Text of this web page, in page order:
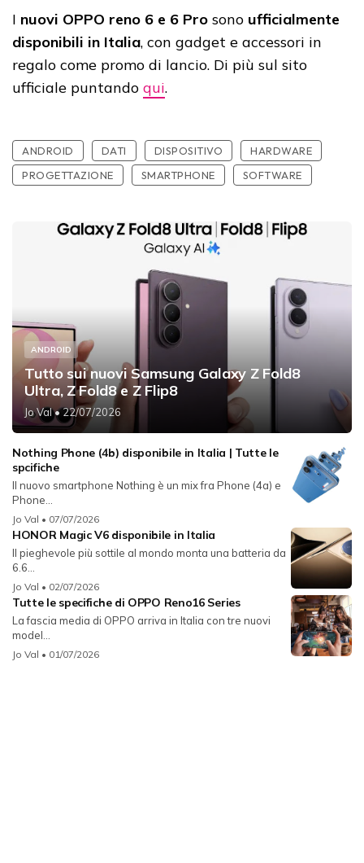
I nuovi OPPO reno 6 e 6 Pro sono ufficialmente
disponibili in Italia, con gadget e accessori in
regalo come promo di lancio. Di più sul sito
ufficiale puntando qui.
ANDROID DATI DISPOSITIVO
HARDWARE
PROGETTAZIONE
SMARTPHONE SOFTWARE
ANDROID
Tutto sui nuovi Samsung Galaxy Z Fold8
Ultra, Z Fold8 e Z Flip8
Jo Val• 22/07/2026
Nothing Phone (4b) disponibile in Italia | Tutte le
spcifiche
Il nuovo smartphone Nothing è un mix fra Phone (4a) e
Phone...
Jo Val • 07/07/2026
HONOR Magic V6 disponibile in Italia
Il pieghevole più sottile al mondo monta una batteria da
6.6...
Jo Val • 02/07/2026
Tutte le specifiche di OPPO Reno16 Series
La fascia media di OPPO arriva in Italia con tre nuovi
model...
Jo Val • 01/07/2026